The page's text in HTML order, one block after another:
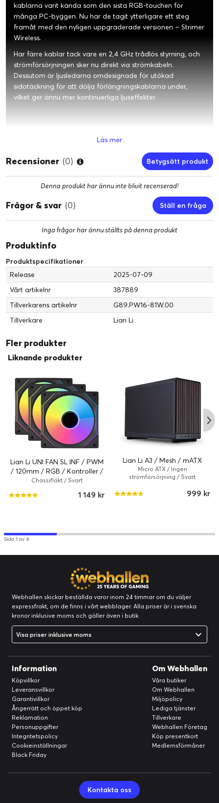
kablarna varit kända som den sista RGB-touchen för
många PC-byggen. Nu har de tagit ytterligare ett steg
framåt med den nyligen uppgraderade versionen – Strimer
Wireless.
Har färre kablar tack vare en 2,4 GHz trådlös styrning, och
strömförsörjningen sker nu direkt via strömkabeln.
Dessutom är ljusledarna omdesignade för utökad
sidotäckning för att dölja förlängningskablarna under,
vilket ger ännu mer kontinuerliga ljuseffekter.
SEX TYPER AV ARGB-KABLAR
DIREKT STRÖM
L-trådlös styrenhet
UTÖKAD LJUSGUIDER
GPU 90-graderskontakt
BRILJANTA LJUSEFFEKTER
med elegant design. Det är den perfekta blandningen av
innovation och estetiskt tilltalande, vilket förvandlar
användarupplevelsen.
Läs mer
Recensioner (0) Betygsätt produkt
Denna produkt har ännu inte blivit recenserad!
Frågor & svar (0) Ställ en fråga
Inga frågor har ännu ställts på denna produkt
Produktinfo
Produktspecifikationer
Release
2025-07-09
Vårt artikelnr
387889
Tillverkarens artikelnr
G89.PW16-81W.00
Tillverkare
Lian Li
Fler produkter
Liknande produkter
Lian Li UNI FAN SL INF / PWM
/ 120mm / RGB / Kontroller /
3-pack
Chassifläkt / Svart
1 149 kr
Lian Li A3 / Mesh / mATX
Micro ATX / Ingen
strömförsörjning / Svart
999 kr
Sida 1 av 4
Webhallen skickar beställda varor inom 24 timmar om du väljer
expressfrakt, om de finns i vårt webblager. Alla priser är i svenska
kronor inklusive moms och gäller även i butik.
Visa priser inklusive moms
Information
Köpvillkor
Leveransvillkor
Garantivillkor
Ångerrätt och öppet köp
Reklamation
Personuppgifter
Integritetspolicy
Cookieinställningar
Black Friday
Om Webhallen
Våra butiker
Om Webhallen
Miljöpolicy
Lediga tjänster
Tillverkare
Webhallen Företag
Köp presentkort
Medlemsförmåner
Kontakta oss